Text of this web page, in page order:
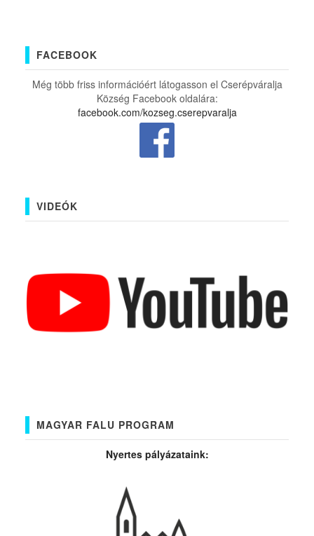
FACEBOOK
Még több friss információért látogasson el Cserépváralja
Község Facebook oldalára:
facebook.com/kozseg.cserepvaralja
VIDEÓK
MAGYAR FALU PROGRAM
Nyertes pályázataink: